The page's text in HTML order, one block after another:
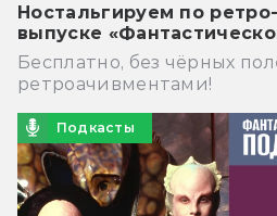
Ностальгируем по
выпуске
Бесплатно, без чёрных
ретроачивментами!
Подкасты